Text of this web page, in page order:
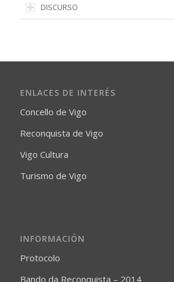
DISCURSO
ENLACES DE INTERÉS
Concello de Vigo
Reconquista de Vigo
Vigo Cultura
Turismo de Vigo
INFORMACIÓN
Protocolo
Bando da Reconquista – 2014